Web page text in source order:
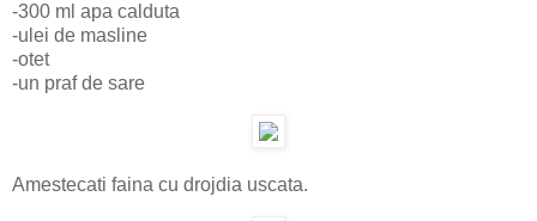
-300 ml apa calduta
-ulei de masline
-otet
-un praf de sare
Amestecati faina cu drojdia uscata.